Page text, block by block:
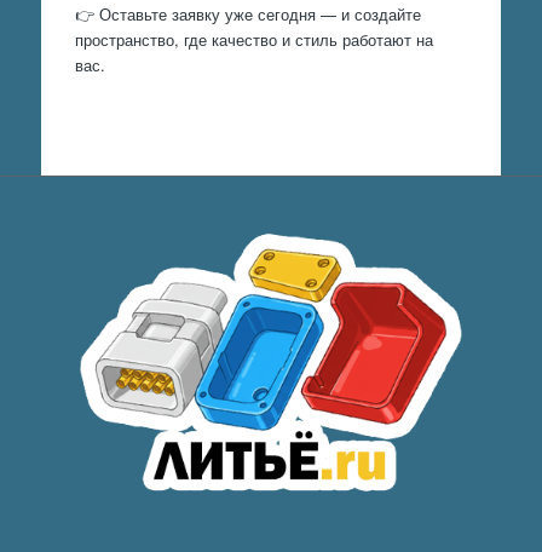
👉 Оставьте заявку уже сегодня — и создайте
пространство, где качество и стиль работают на
вас.